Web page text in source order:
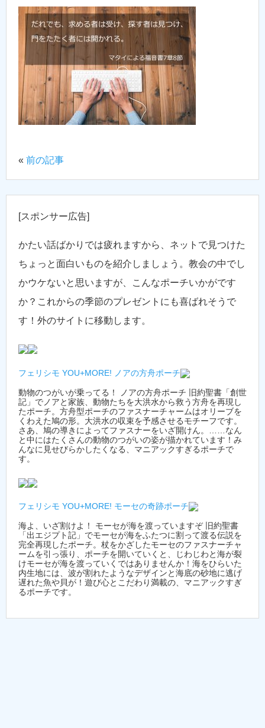
« 前の記事
[スポンサー広告]
かたい話ばかりでは疲れますから、ネットで見つけた
ちょっと面白いものを紹介しましょう。教会の中でし
かウケないと思いますが、こんなポーチいかがです
か？これからの季節のプレゼントにも喜ばれそうで
す！外のサイトに移動します。
フェリシモ YOU+MORE! ノアの方舟ポーチ
動物のつがいが乗ってる！ ノアの方舟ポーチ 旧約聖書「創世
記」でノアと家族、動物たちを大洪水から救う方舟を再現し
たポーチ。方舟型ポーチのファスナーチャームはオリーブを
くわえた鳩の形。大洪水の収束を予感させるモチーフです。
さあ、鳩の導きによってファスナーをいざ開けん。……なん
と中にはたくさんの動物のつがいの姿が描かれています！み
んなに見せびらかしたくなる、マニアックすぎるポーチで
す。
フェリシモ YOU+MORE! モーセの奇跡ポーチ
海よ、いざ割けよ！ モーセが海を渡っていますぞ 旧約聖書
「出エジプト記」でモーセが海をふたつに割って渡る伝説を
完全再現したポーチ。杖をかざしたモーセのファスナーチャ
ームを引っ張り、ポーチを開いていくと、じわじわと海が裂
けモーセが海を渡っていくではありませんか！海をひらいた
内生地には、波が割れたようなデザインと海底の砂地に逃げ
遅れた魚や貝が！遊び心とこだわり満載の、マニアックすぎ
るポーチです。